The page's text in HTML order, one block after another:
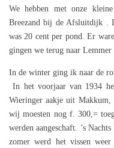
We hebben met onze
Breezand bij de Afsluitdijk .
was 20 cent per pond. Er
gingen we terug naar Lemmer
In de winter ging ik naar de
In het voorjaar van 1934
Wieringer aakje uit Makkum,
wij moesten nog f. 300,=
werden aangeschaft. ’s
zomer werd het vissen